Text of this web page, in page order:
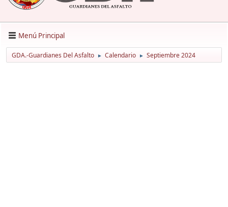
Menú Principal
GDA.-Guardianes Del Asfalto ► Calendario ► Septiembre 2024